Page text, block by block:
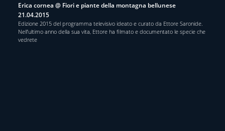
Erica cornea @ Fiori e piante della montagna bellunese
21.04.2015
Edizione 2015 del programma televisivo ideato e curato da Ettore Saronide.
Nell’ultimo anno della sua vita, Ettore ha filmato e documentato le specie che
vedrete